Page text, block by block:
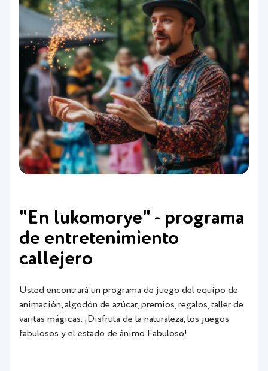
"En lukomorye" - programa
de entretenimiento
callejero
Usted encontrará un programa de juego del equipo de
animación, algodón de azúcar, premios, regalos, taller de
varitas mágicas. ¡Disfruta de la naturaleza, los juegos
fabulosos y el estado de ánimo Fabuloso!